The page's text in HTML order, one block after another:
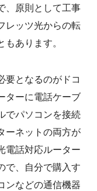
、原則として工事
レッツ光からの転
あります。
要となるのがドコ
ターに電話ケーブ
でパソコンを接続
ーネットの両方が
電話対応ルーター
で、自分で購入す
ンなどの通信機器